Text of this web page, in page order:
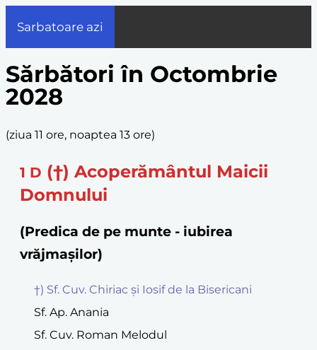
Sarbatoare azi
Sărbători în Octombrie
2028
(ziua 11 ore, noaptea 13 ore)
1 D (†) Acoperământul Maicii
Domnului
(Predica de pe munte - iubirea
vrăjmașilor)
†) Sf. Cuv. Chiriac și Iosif de la Bisericani
Sf. Ap. Anania
Sf. Cuv. Roman Melodul